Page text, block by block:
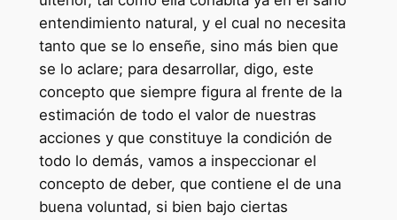
entendimiento natural, y el cual no necesita
tanto que se lo enseñe, sino más bien que
se lo aclare; para desarrollar, digo, este
concepto que siempre figura al frente de la
estimación de todo el valor de nuestras
acciones y que constituye la condición de
todo lo demás, vamos a inspeccionar el
concepto de deber, que contiene el de una
buena voluntad, si bien bajo ciertas